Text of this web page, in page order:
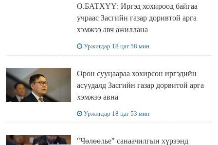
О.БАТХҮҮ: Иргэд хохироод байгаа
учраас Засгийн газар доривтой арга
хэмжээ авч ажиллана
Уржигдар 18 цаг 58 мин
Орон сууцаараа хохирсон иргэдийн
асуудалд Засгийн газар дорвитой арга
хэмжээ авна
Уржигдар 18 цаг 53 мин
"Чөлөөлье" санаачилгын хүрээнд